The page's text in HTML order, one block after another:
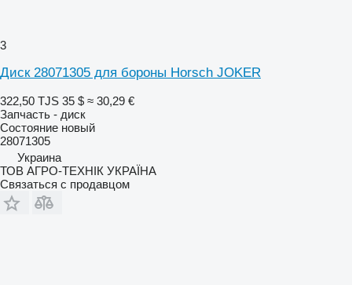
3
Диск 28071305 для бороны Horsch JOKER
322,50 TJS 35 $ ≈ 30,29 €
Запчасть - диск
Состояние новый
28071305
Украина
ТОВ АГРО-ТЕХНІК УКРАЇНА
Связаться с продавцом